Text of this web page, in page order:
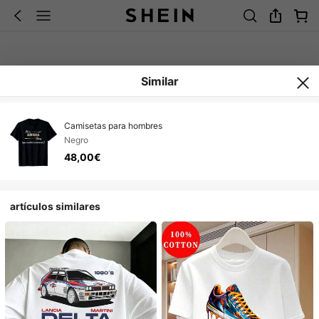
Similar
Camisetas para hombres
Negro
48,00€
artículos similares